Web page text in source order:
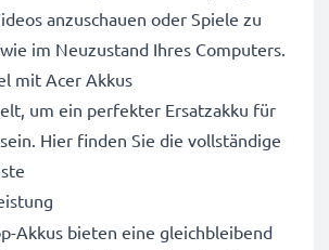
anzuschauen oder Spiele zu
im Neuzustand Ihres Computers.
mit Acer Akkus
um ein perfekter Ersatzakku für
Hier finden Sie die vollständige
Akkus bieten eine gleichbleibend